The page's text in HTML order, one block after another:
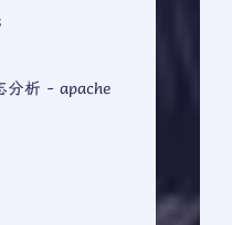
分析 - apache